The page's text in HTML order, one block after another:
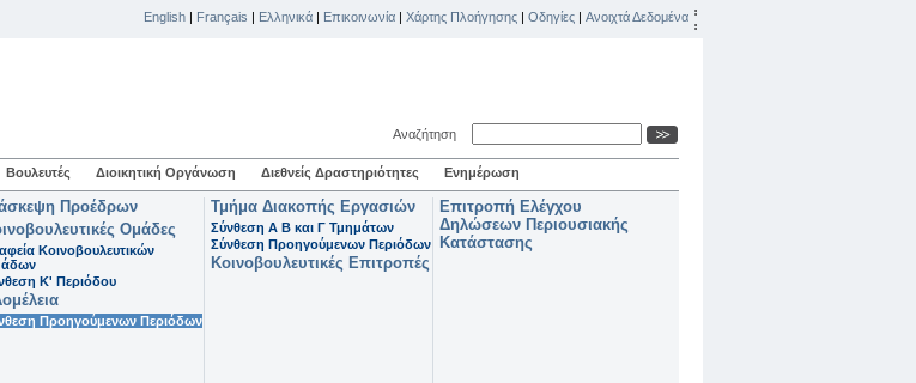
English | Français | Ελληνικά | Επικοινωνία | Χάρτης Πλοήγησης | Οδηγίες | Ανοιχτά Δεδομένα
Αναζήτηση
Βουλευτές Διοικητική Οργάνωση Διεθνείς Δραστηριότητες Ενημέρωση
Προέδρων
Ομάδες
Κοινοβουλευτικών
K' Περιόδου
Προηγούμενων Περιόδων
Τμήμα Διακοπής Εργασιών
Σύνθεση Α Β και Γ Τμημάτων
Σύνθεση Προηγούμενων Περιόδων
Κοινοβουλευτικές Επιτροπές
Επιτροπή Ελέγχου
Δηλώσεων Περιουσιακής
Κατάστασης